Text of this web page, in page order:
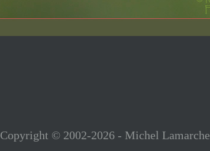
Copyright © 2002-2026 - Michel Lamarche